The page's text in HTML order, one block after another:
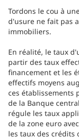
Tordons le cou à
d'usure ne fait pas
immobiliers.
En réalité, le taux
partir des taux
financement et les
effectifs moyens
ces établissements
de la Banque
régule les taux
de la zone euro
les taux des crédits